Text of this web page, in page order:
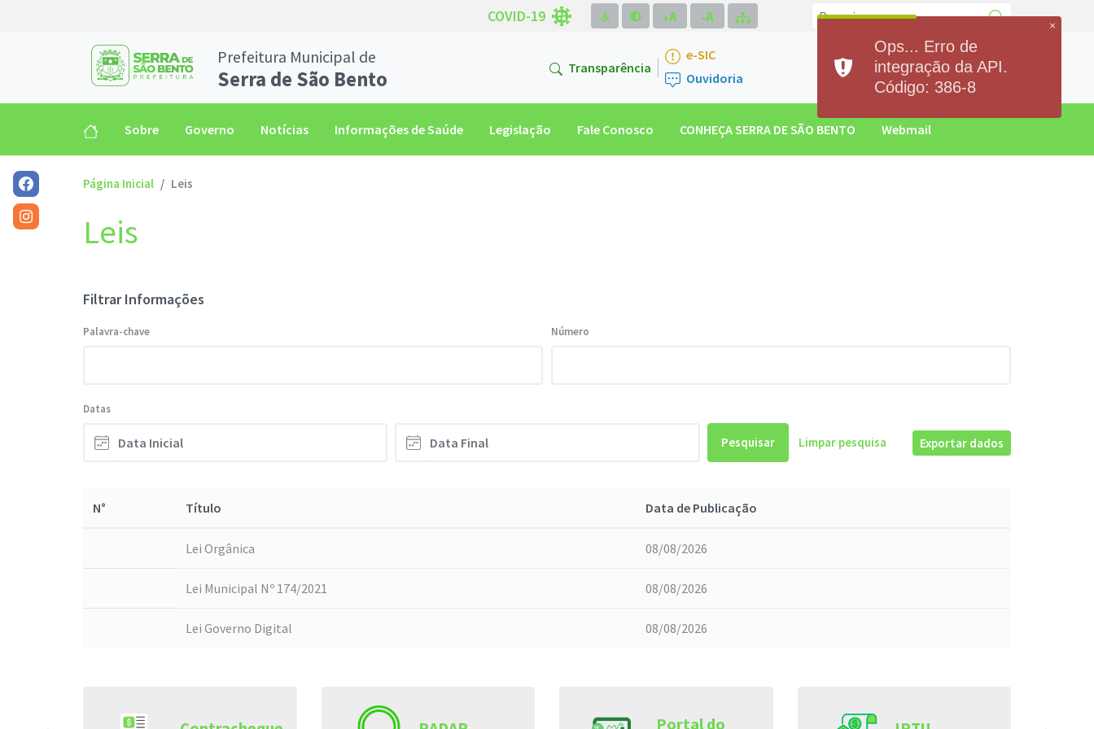
COVID-19 accessible brightness_medium A
+ A
-
Prefeitura Municipal de
Serra de São Bento Transparência
e-SIC
Ouvidoria
Contato
(84)93300.2551
Sobre Governo Notícias Informações de Saúde Legislação Fale Conosco CONHEÇA SERRA DE SÃO BENTO Webmail
Página Inicial Leis
Leis
Filtrar Informações
Palavra-chave Número
Datas
Pesquisar Limpar pesquisa Exportar dados
N° Título Data de Publicação
Lei Orgânica 08/08/2026
Lei Municipal Nº 174/2021 08/08/2026
Lei Governo Digital 08/08/2026
Portal do
×
Ops... Erro de
integração da API.
Código: 386-8